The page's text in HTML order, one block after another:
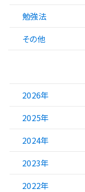
勉強法
その他
2026年
2025年
2024年
2023年
2022年